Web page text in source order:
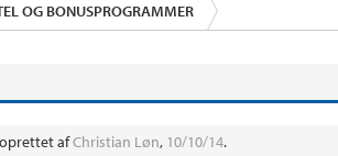
OG BONUSPROGRAMMER
afChristian Løn, 10/10/14.